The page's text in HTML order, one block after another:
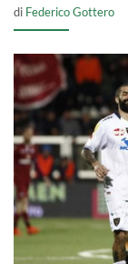
di Federico Gottero